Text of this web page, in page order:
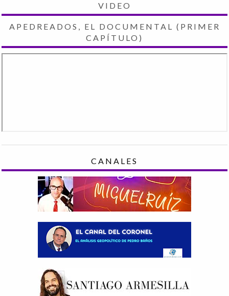
VIDEO
APEDREADOS, EL DOCUMENTAL (PRIMER
CAPÍTULO)
CANALES